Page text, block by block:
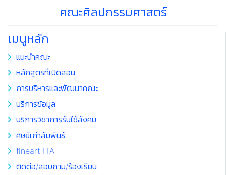
คณะศิลปกรรมศาสตร์
เมนูหลัก
แนะนำคณะ
หลักสูตรที่เปิดสอน
การบริหารและพัฒนาคณะ
บริการข้อมูล
บริการวิชาการรับใช้สังคม
ศิษย์เก่าสัมพันธ์
fineart ITA
ติดต่อ/สอบถาม/ร้องเรียน